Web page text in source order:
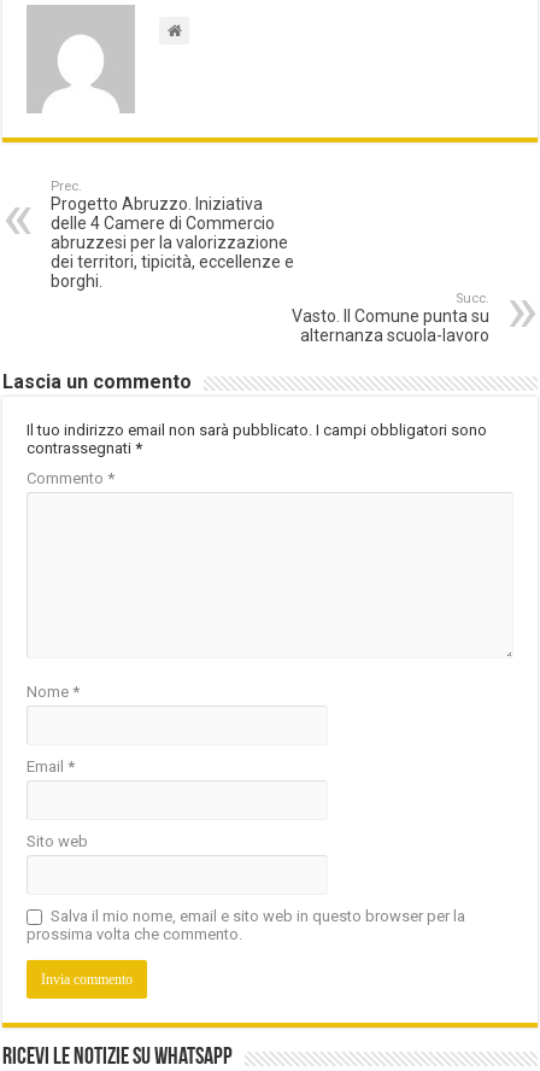
Prec.
Progetto Abruzzo. Iniziativa
delle 4 Camere di Commercio
abruzzesi per la valorizzazione
dei territori, tipicità, eccellenze e
borghi.
Succ.
Vasto. Il Comune punta su
alternanza scuola-lavoro
Lascia un commento
Il tuo indirizzo email non sarà pubblicato. I campi obbligatori sono
contrassegnati*
Commento*
Nome*
Email*
Sito web
Salva il mio nome, email e sito web in questo browser per la
prossima volta che commento.
Ricevi le notizie su Whatsapp